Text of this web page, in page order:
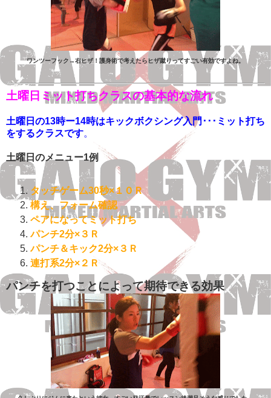
ワンツーフック→右ヒザ！護身術で考えたらヒザ蹴りってすごい有効ですよね。
土曜日ミット打ちクラスの基本的な流れ
土曜日の13時ー14時はキックボクシング入門･･･ミット打ち
をするクラスです。
土曜日のメニュー1例
タッチゲーム30秒×１０Ｒ
構え、フォーム確認
ペアになってミット打ち
パンチ2分×３Ｒ
パンチ＆キック2分×３Ｒ
連打系2分×２Ｒ
パンチを打つことによって期待できる効果